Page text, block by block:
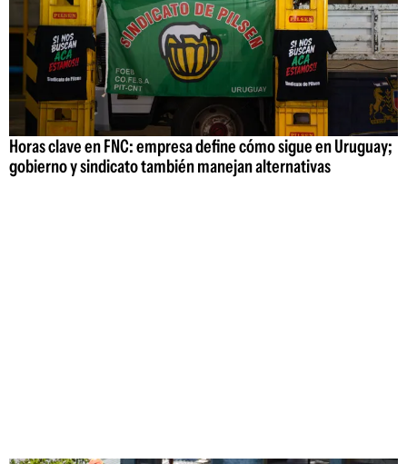
Horas clave en FNC: empresa define cómo sigue en Uruguay;
gobierno y sindicato también manejan alternativas